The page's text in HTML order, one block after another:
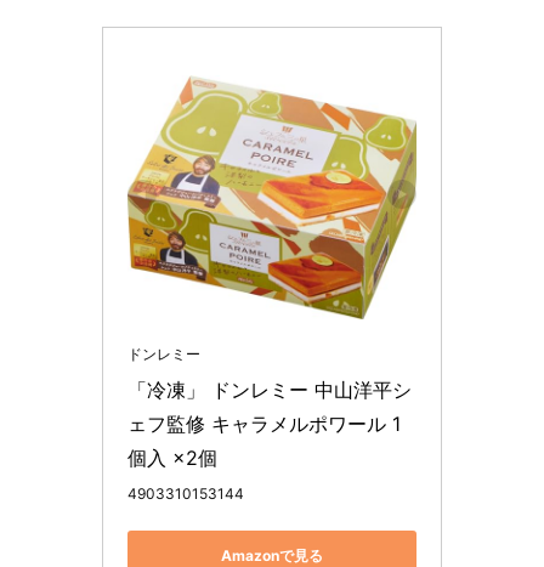
ドンレミー
「冷凍」 ドンレミー 中山洋平シ
ェフ監修 キャラメルポワール 1
個入 ×2個
4903310153144
Amazonで見る